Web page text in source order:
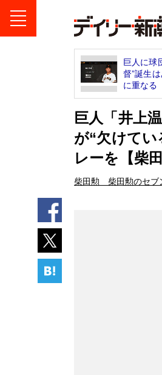
巨人に球
督”誕生
に重なる
巨人「井上
が“欠けて
レーを【柴
柴田勲 柴田勲のセブ